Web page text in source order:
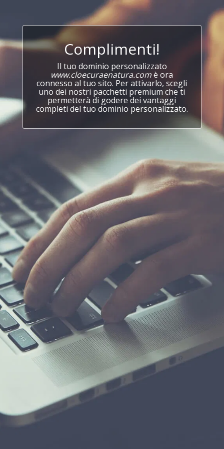
Complimenti!
Il tuo dominio personalizzato
www.cloecuraenatura.comè ora
connesso al tuo sito. Per attivarlo, scegli
uno dei nostri pacchetti premium che ti
permetterà di godere dei vantaggi
completi del tuo dominio personalizzato.